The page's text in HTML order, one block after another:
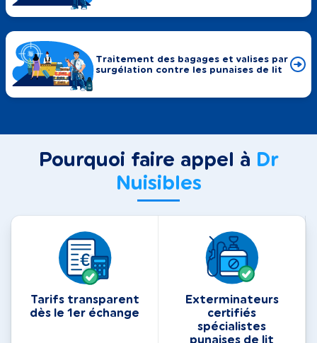
Traitement des bagages et valises par
surgélation contre les punaises de lit
Pourquoi faire appel à Dr
Nuisibles
Tarifs transparent
dès le 1er échange
Exterminateurs
certifiés
spécialistes
punaises de lit